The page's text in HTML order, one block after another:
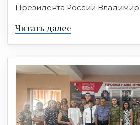
Президента России
Читать далее